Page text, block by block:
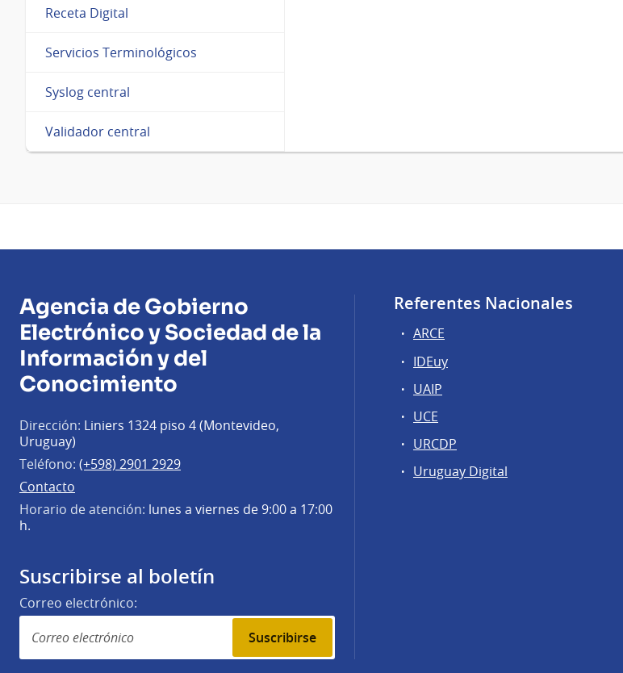
Receta Digital
Servicios Terminológicos
Syslog central
Validador central
Agencia de Gobierno
Electrónico y Sociedad de la
Información y del
Conocimiento
Dirección: Liniers 1324 piso 4 (Montevideo,
Uruguay)
Teléfono: (+598) 2901 2929
Contacto
Horario de atención: lunes a viernes de 9:00 a 17:00
h.
Suscribirse al boletín
Correo electrónico:
Suscribirse
Referentes Nacionales
ARCE
IDEuy
UAIP
UCE
URCDP
Uruguay Digital